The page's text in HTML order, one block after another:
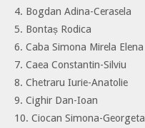
4. Bogdan Adina-Cerasela
5. Bontaș Rodica
6. Caba Simona Mirela Elena
7. Caea Constantin-Silviu
8. Chetraru Iurie-Anatolie
9. Cighir Dan-Ioan
10. Ciocan Simona-Georgeta